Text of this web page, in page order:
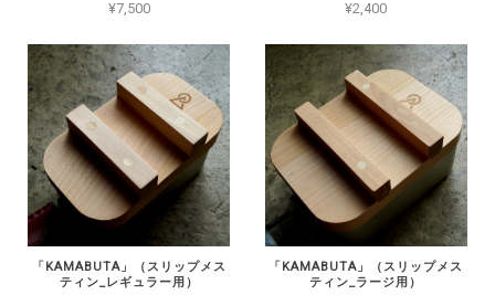
¥7,500 ¥2,400
「KAMABUTA」（スリップメス
ティン_レギュラー用）
「KAMABUTA」（スリップメス
ティン_ラージ用）